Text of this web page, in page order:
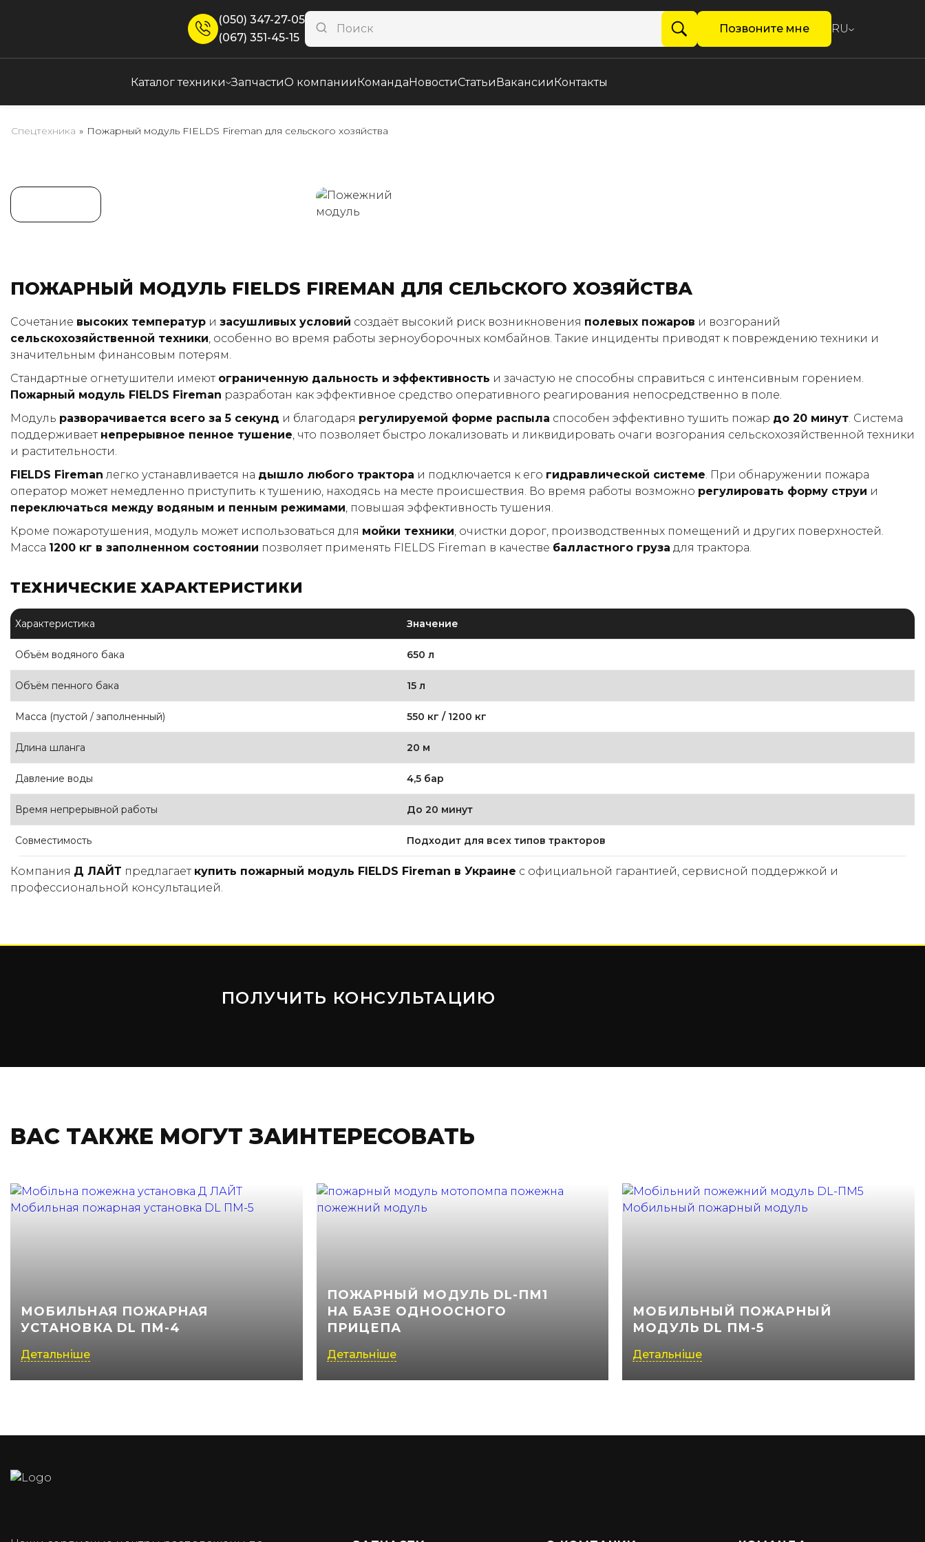
(050) 347-27-05
(067) 351-45-15
Позвоните мне RU
Каталог техники ЗапчастиО компанииКомандаНовостиСтатьиВакансииКонтакты
Спецтехника » Пожарный модуль FIELDS Fireman для сельского хозяйства
ПОЖАРНЫЙ МОДУЛЬ FIELDS FIREMAN ДЛЯ СЕЛЬСКОГО ХОЗЯЙСТВА
Сочетание высоких температур и засушливых условий создаёт высокий риск возникновения полевых пожаров и возгораний
сельскохозяйственной техники, особенно во время работы зерноуборочных комбайнов. Такие инциденты приводят к повреждению техники и
значительным финансовым потерям.
Стандартные огнетушители имеют ограниченную дальность и эффективность и зачастую не способны справиться с интенсивным горением.
Пожарный модуль FIELDS Fireman разработан как эффективное средство оперативного реагирования непосредственно в поле.
Модуль разворачивается всего за 5 секунд и благодаря регулируемой форме распыла способен эффективно тушить пожар до 20 минут. Система
поддерживает непрерывное пенное тушение, что позволяет быстро локализовать и ликвидировать очаги возгорания сельскохозяйственной техники
и растительности.
FIELDS Fireman легко устанавливается на дышло любого трактора и подключается к его гидравлической системе. При обнаружении пожара
оператор может немедленно приступить к тушению, находясь на месте происшествия. Во время работы возможно регулировать форму струи и
переключаться между водяным и пенным режимами, повышая эффективность тушения.
Кроме пожаротушения, модуль может использоваться для мойки техники, очистки дорог, производственных помещений и других поверхностей.
Масса 1200 кг в заполненном состоянии позволяет применять FIELDS Fireman в качестве балластного груза для трактора.
ТЕХНИЧЕСКИЕ ХАРАКТЕРИСТИКИ
Характеристика Значение
Объём водяного бака 650 л
Объём пенного бака 15 л
Масса (пустой / заполненный) 550 кг / 1200 кг
Длина шланга 20 м
Давление воды 4,5 бар
Время непрерывной работы До 20 минут
Совместимость Подходит для всех типов тракторов
Компания Д ЛАЙТ предлагает купить пожарный модуль FIELDS Fireman в Украине с официальной гарантией, сервисной поддержкой и
профессиональной консультацией.
ПОЛУЧИТЬ КОНСУЛЬТАЦИЮ
ВАС ТАКЖЕ МОГУТ ЗАИНТЕРЕСОВАТЬ
МОБИЛЬНАЯ ПОЖАРНАЯ
УСТАНОВКА DL ПМ-4
Детальніше
ПОЖАРНЫЙ МОДУЛЬ DL-ПМ1
НА БАЗЕ ОДНООСНОГО
ПРИЦЕПА
Детальніше
МОБИЛЬНЫЙ ПОЖАРНЫЙ
МОДУЛЬ DL ПМ-5
Детальніше